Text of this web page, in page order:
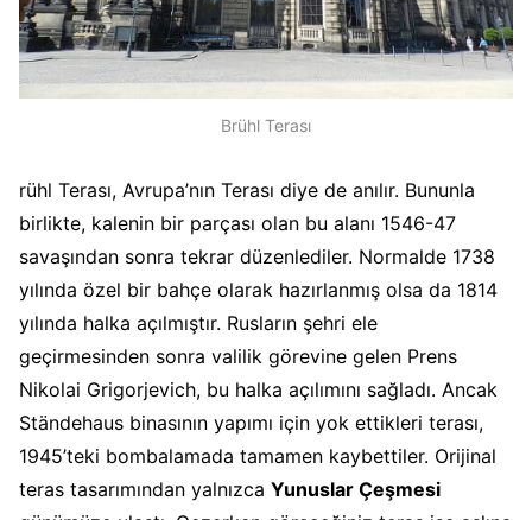
Brühl Terası
rühl Terası, Avrupa’nın Terası diye de anılır. Bununla
birlikte, kalenin bir parçası olan bu alanı 1546-47
savaşından sonra tekrar düzenlediler. Normalde 1738
yılında özel bir bahçe olarak hazırlanmış olsa da 1814
yılında halka açılmıştır. Rusların şehri ele
geçirmesinden sonra valilik görevine gelen Prens
Nikolai Grigorjevich, bu halka açılımını sağladı. Ancak
Ständehaus binasının yapımı için yok ettikleri terası,
1945’teki bombalamada tamamen kaybettiler. Orijinal
teras tasarımından yalnızca Yunuslar Çeşmesi